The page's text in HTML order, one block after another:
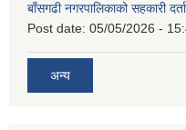
बाँसगढी नगरपालिकाको सहकारी
Post date: 05/05/2026 -
अन्य